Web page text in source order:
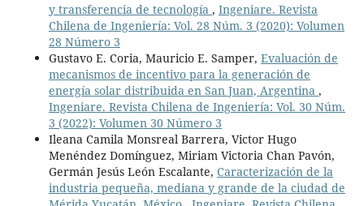
y transferencia de tecnología , Ingeniare. Revista
Chilena de Ingeniería: Vol. 28 Núm. 3 (2020): Volumen
28 Número 3
Gustavo E. Coria, Mauricio E. Samper, Evaluación de
mecanismos de incentivo para la generación de
energía solar distribuida en San Juan, Argentina ,
Ingeniare. Revista Chilena de Ingeniería: Vol. 30 Núm.
3 (2022): Volumen 30 Número 3
Ileana Camila Monsreal Barrera, Victor Hugo
Menéndez Domínguez, Miriam Victoria Chan Pavón,
Germán Jesús León Escalante, Caracterización de la
industria pequeña, mediana y grande de la ciudad de